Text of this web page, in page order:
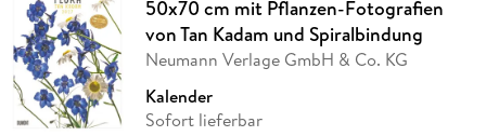
50x70 cm mit Pflanzen-Fotografien
von Tan Kadam und Spiralbindung
Neumann Verlage GmbH & Co. KG
Kalender
Sofort lieferbar